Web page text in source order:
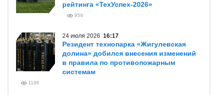
рейтинга «ТехУспех-2026»
958
24 июля 2026 16:17
Резидент технопарка «Жигулевская
долина» добился внесения изменений
в правила по противопожарным
системам
1196